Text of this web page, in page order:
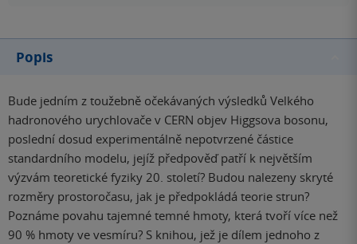
Popis
Bude jedním z toužebně očekávaných výsledků Velkého
hadronového urychlovače v CERN objev Higgsova bosonu,
poslední dosud experimentálně nepotvrzené částice
standardního modelu, jejíž předpověď patří k největším
výzvám teoretické fyziky 20. století? Budou nalezeny skryté
rozměry prostoročasu, jak je předpokládá teorie strun?
Poznáme povahu tajemné temné hmoty, která tvoří více než
90 % hmoty ve vesmíru? S knihou, jež je dílem jednoho z